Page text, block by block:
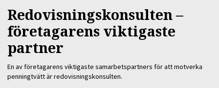
Redovisningskonsulten –
företagarens viktigaste
partner
En av företagarens viktigaste samarbetspartners för att motverka
penningtvätt är redovisningskonsulten.